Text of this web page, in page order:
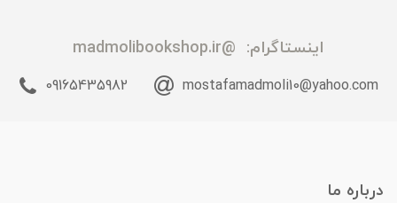
اینستاگرام: @madmolibookshop.ir
mostafamadmoli10@yahoo.com
09165435982
درباره ما